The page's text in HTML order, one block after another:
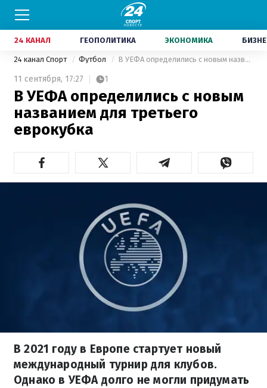
24 КАНАЛ ГЕОПОЛИТИКА ЭКОНОМИКА
24 канал Спорт Футбол В УЕФА определились с новым названием для третьего еврокубка
11 сентября, 17:27 1
В УЕФА определились с новым
названием для третьего
еврокубка
В 2021 году в Европе стартует новый
международный турнир для клубов.
Однако в УЕФА долго не могли придумать